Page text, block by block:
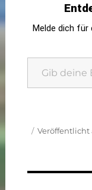
Melde dich für
Gib deine E-Mail-Adresse ein ...
Autor